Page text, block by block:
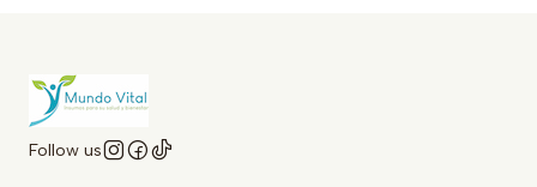
Follow us